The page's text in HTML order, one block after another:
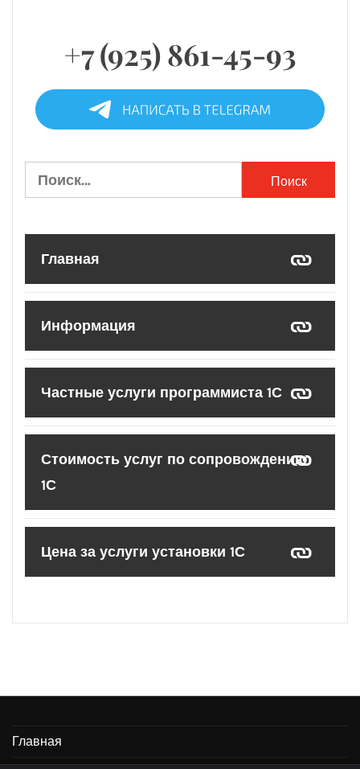
+7 (925) 861-45-93
Найти:
Главная
Информация
Частные услуги программиста 1С
Стоимость услуг по сопровождению
1С
Цена за услуги установки 1С
Главная